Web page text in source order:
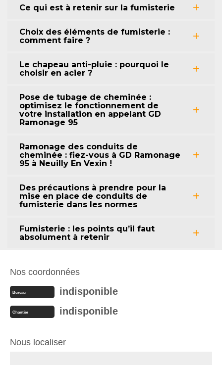
Ce qui est à retenir sur la fumisterie
Choix des éléments de fumisterie :
comment faire ?
Le chapeau anti-pluie : pourquoi le
choisir en acier ?
Pose de tubage de cheminée :
optimisez le fonctionnement de
votre installation en appelant GD
Ramonage 95
Ramonage des conduits de
cheminée : fiez-vous à GD Ramonage
95 à Neuilly En Vexin !
Des précautions à prendre pour la
mise en place de conduits de
fumisterie dans les normes
Fumisterie : les points qu’il faut
absolument à retenir
Nos coordonnées
Bureau indisponible
Chantier indisponible
Nous localiser